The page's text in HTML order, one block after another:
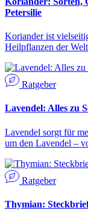
Petersilie
Koriander ist
Heilpflanzen der
Ratgeber
Lavendel: Alles zu
Lavendel sorgt für
um den Lavendel –
Ratgeber
Thymian: